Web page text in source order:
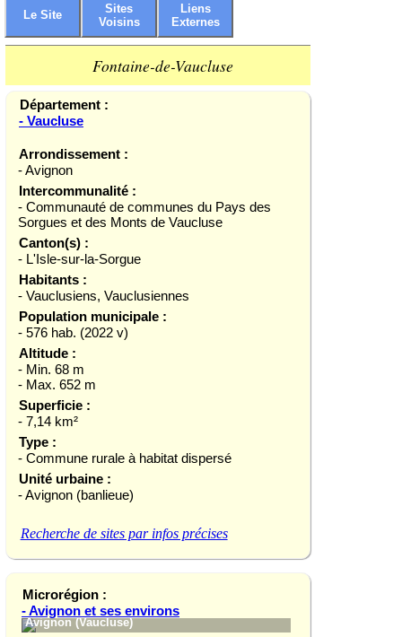
Le Site
Sites
Voisins
Liens
Externes
Fontaine-de-Vaucluse
Département :
- Vaucluse
Arrondissement :
- Avignon
Intercommunalité :
- Communauté de communes du Pays des
Sorgues et des Monts de Vaucluse
Canton(s) :
- L'Isle-sur-la-Sorgue
Habitants :
- Vauclusiens, Vauclusiennes
Population municipale :
- 576 hab. (2022 v)
Altitude :
- Min. 68 m
- Max. 652 m
Superficie :
- 7,14 km²
Type :
- Commune rurale à habitat dispersé
Unité urbaine :
- Avignon (banlieue)
Recherche de sites par infos précises
Microrégion :
- Avignon et ses environs
Avignon (Vaucluse)